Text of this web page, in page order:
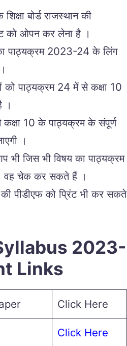
बोर्ड राजस्थान की
को ओपन कर लेना है ।
पाठ्यक्रम 2023-24 के लिंग
को पाठ्यक्रम 24 में से कक्षा 10
।
10 के पाठ्यक्रम के संपूर्ण
।
भी जिस भी विषय का पाठ्यक्रम
वह चेक कर सकते हैं ।
पीडीएफ को प्रिंट भी कर सकते
2023-
Links
Click Here
Click Here